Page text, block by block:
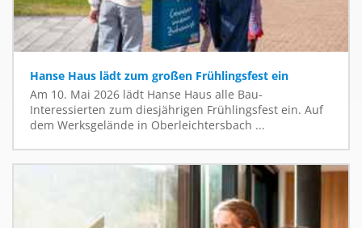
Hanse Haus lädt zum großen Frühlingsfest ein
Am 10. Mai 2026 lädt Hanse Haus alle Bau-
Interessierten zum diesjährigen Frühlingsfest ein. Auf
dem Werksgelände in Oberleichtersbach ...